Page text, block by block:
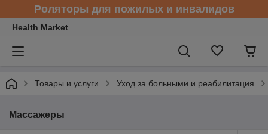
Роляторы для пожилых и инвалидов
Health Market
Товары и услуги Уход за больными и реабилитация
Массажеры